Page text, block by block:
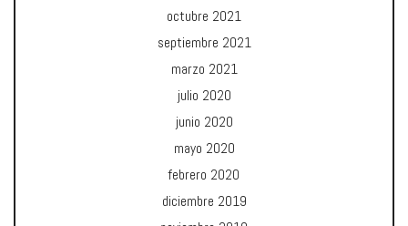
octubre 2021
septiembre 2021
marzo 2021
julio 2020
junio 2020
mayo 2020
febrero 2020
diciembre 2019